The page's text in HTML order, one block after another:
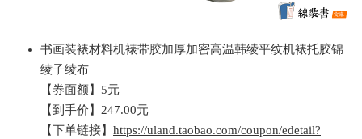
书画装裱材料机裱带胶加厚加密高温韩绫平纹机裱托胶锦
绫子绫布
【券面额】5元
【到手价】247.00元
【下单链接】 https://uland.taobao.com/coupon/edetail?